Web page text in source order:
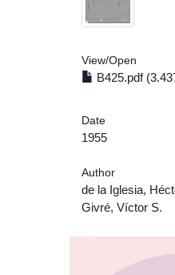
View/Open
B425.pdf
Date
1955
Author
de la Iglesia,
Givré, Víctor S.